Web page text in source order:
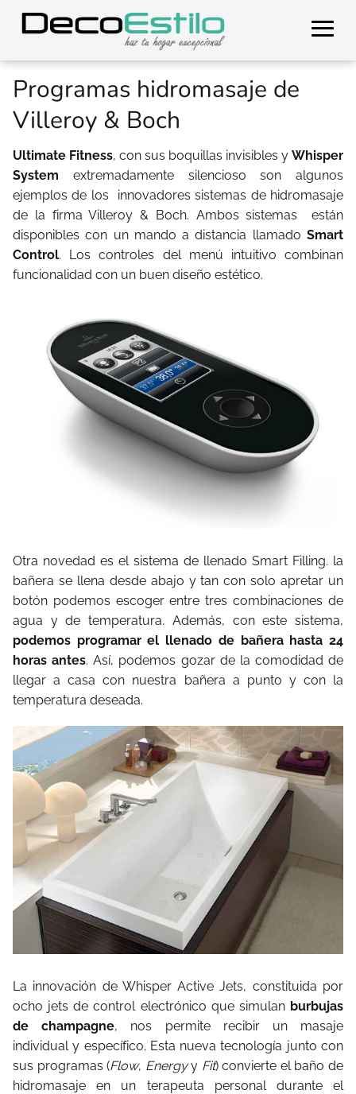
Programas hidromasaje de
Villeroy & Boch
Ultimate Fitness, con sus boquillas invisibles y Whisper
System extremadamente silencioso son algunos
ejemplos de los innovadores sistemas de hidromasaje
de la firma Villeroy & Boch. Ambos sistemas están
disponibles con un mando a distancia llamado Smart
Control. Los controles del menú intuitivo combinan
funcionalidad con un buen diseño estético.
Otra novedad es el sistema de llenado Smart Filling. la
bañera se llena desde abajo y tan con solo apretar un
botón podemos escoger entre tres combinaciones de
agua y de temperatura. Además, con este sistema,
podemos programar el llenado de bañera hasta 24
horas antes. Así, podemos gozar de la comodidad de
llegar a casa con nuestra bañera a punto y con la
temperatura deseada.
La innovación de Whisper Active Jets, constituida por
ocho jets de control electrónico que simulan burbujas
de champagne, nos permite recibir un masaje
individual y específico. Esta nueva tecnología junto con
sus programas (Flow, Energyy Fit) convierte el baño de
hidromasaje en un terapeuta personal durante el